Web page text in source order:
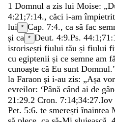
1 Domnul a zis lui Moise: „
4:21;7:14., căci i-amîmpietrit
lui * Cap. 7:4., ca să fac
și ca * Deut. 4:9.Ps. 44:1 ;
istorisești fiului tău și fiului
cu egiptenii și ce semne am
cunoaște că Eu sunt Domnul.
la Faraon și i-au zis: „Așa
evreilor: ‘Până când ai de
21:29.2 Cron. 7:14;34:27.Iov
Pet. 5:6. te smereștiînaintea